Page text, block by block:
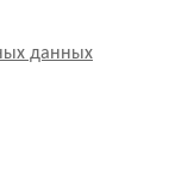
данных